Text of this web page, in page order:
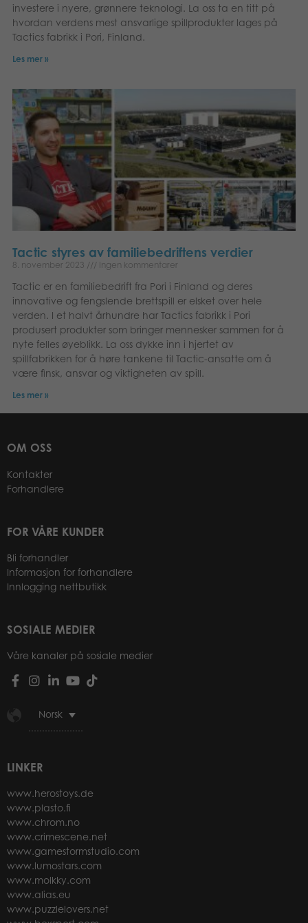
investere i nyere, grønnere teknologi. La oss ta en titt på
hvordan verdens mest ansvarlige spillprodukter lages på
Tactics fabrikk i Pori, Finland.
Les mer »
Tactic styres av familiebedriftens verdier
8. november 2023 Ingen kommentarer
Tactic er en familiebedrift fra Pori i Finland og deres
innovative og fengslende brettspill er elsket over hele
verden. I et halvt århundre har Tactics fabrikk i Pori
produsert produkter som bringer mennesker sammen for å
nyte felles øyeblikk. La oss dykke inn i hjertet av
spillfabrikken for å høre tankene til Tactic-ansatte om å
være finsk, ansvar og viktigheten av spill.
Les mer »
OM OSS
Kontakter
Forhandlere
FOR VÅRE KUNDER
Bli forhandler
Informasjon for forhandlere
Innlogging nettbutikk
SOSIALE MEDIER
Våre kanaler på sosiale medier
Norsk
LINKER
www.herostoys.de
www.plasto.fi
www.chrom.no
www.crimescene.net
www.gamestormstudio.com
www.lumostars.com
www.molkky.com
www.alias.eu
www.puzzlelovers.net